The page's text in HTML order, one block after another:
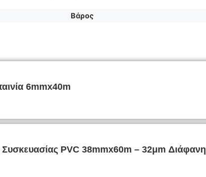
Βάρος
6mmx40m
Συσκευασίας PVC 38mmx60m – 32μm Διάφανη